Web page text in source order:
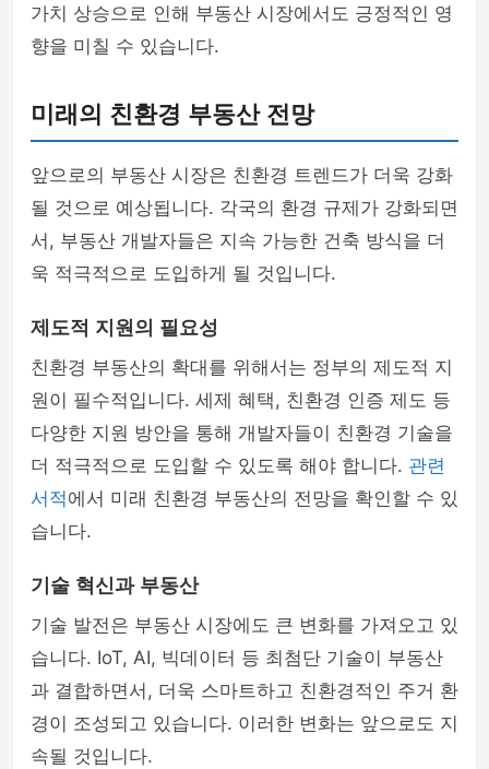
가치 상승으로 인해 부동산 시장에서도 긍정적인 영
향을 미칠 수 있습니다.
미래의 친환경 부동산 전망
앞으로의 부동산 시장은 친환경 트렌드가 더욱 강화
될 것으로 예상됩니다. 각국의 환경 규제가 강화되면
서, 부동산 개발자들은 지속 가능한 건축 방식을 더
욱 적극적으로 도입하게 될 것입니다.
제도적 지원의 필요성
친환경 부동산의 확대를 위해서는 정부의 제도적 지
원이 필수적입니다. 세제 혜택, 친환경 인증 제도 등
다양한 지원 방안을 통해 개발자들이 친환경 기술을
더 적극적으로 도입할 수 있도록 해야 합니다. 관련
서적에서 미래 친환경 부동산의 전망을 확인할 수 있
습니다.
기술 혁신과 부동산
기술 발전은 부동산 시장에도 큰 변화를 가져오고 있
습니다. IoT, AI, 빅데이터 등 최첨단 기술이 부동산
과 결합하면서, 더욱 스마트하고 친환경적인 주거 환
경이 조성되고 있습니다. 이러한 변화는 앞으로도 지
속될 것입니다.